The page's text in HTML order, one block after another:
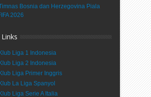
Bosnia dan Herzegovina Piala
2026
Liga 1 Indonesia
Liga 2 Indonesia
Liga Primer Inggris
La Liga Spanyol
Liga Serie A Italia